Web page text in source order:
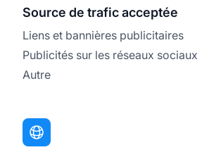
Source de trafic acceptée
Liens et bannières publicitaires
Publicités sur les réseaux sociaux
Autre